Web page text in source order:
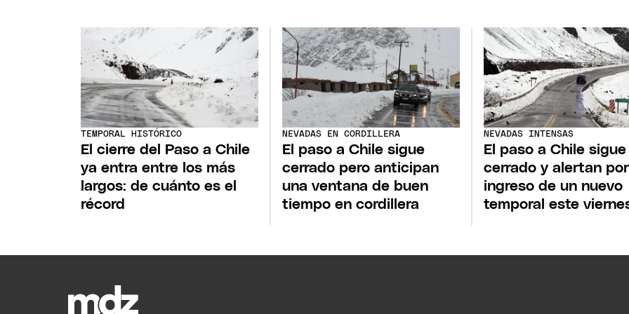
TEMPORAL HISTÓRICO
El cierre del Paso a Chile
ya entra entre los más
largos: de cuánto es el
récord
NEVADAS EN CORDILLERA
El paso a Chile sigue
cerrado pero anticipan
una ventana de buen
tiempo en cordillera
NEVADAS INTENSAS
El paso a Chile sigue
cerrado y alertan
ingreso de un nuevo
temporal este